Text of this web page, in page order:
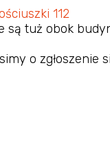
112
tuż obok
o zgłoszenie